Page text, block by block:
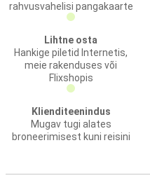
rahvusvahelisi pangakaarte
Lihtne osta
Hankige piletid Internetis,
meie rakenduses või
Flixshopis
Klienditeenindus
Mugav tugi alates
broneerimisest kuni reisini